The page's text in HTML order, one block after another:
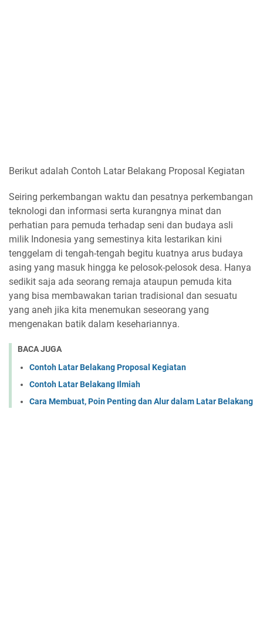
Berikut adalah Contoh Latar Belakang Proposal Kegiatan
Seiring perkembangan waktu dan pesatnya perkembangan
teknologi dan informasi serta kurangnya minat dan
perhatian para pemuda terhadap seni dan budaya asli
milik Indonesia yang semestinya kita lestarikan kini
tenggelam di tengah-tengah begitu kuatnya arus budaya
asing yang masuk hingga ke pelosok-pelosok desa. Hanya
sedikit saja ada seorang remaja ataupun pemuda kita
yang bisa membawakan tarian tradisional dan sesuatu
yang aneh jika kita menemukan seseorang yang
mengenakan batik dalam kesehariannya.
BACA JUGA
Contoh Latar Belakang Proposal Kegiatan
Contoh Latar Belakang Ilmiah
Cara Membuat, Poin Penting dan Alur dalam Latar Belakang